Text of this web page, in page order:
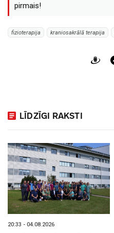
pirmais!
fizioterapija kraniosakrālā terapija
LĪDZĪGI RAKSTI
20:33 - 04.08.2026